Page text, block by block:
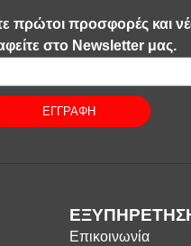
πρώτοι προσφορές και
στο Newsletter μας.
ΕΓΓΡΑΦΗ
Επικοινωνία